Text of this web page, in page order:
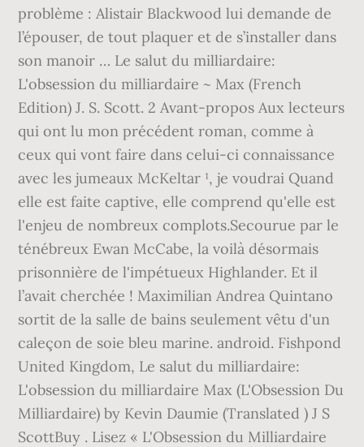
problème : Alistair Blackwood lui demande de
l’épouser, de tout plaquer et de s’installer dans
son manoir … Le salut du milliardaire:
L'obsession du milliardaire ~ Max (French
Edition) J. S. Scott. 2 Avant-propos Aux lecteurs
qui ont lu mon précédent roman, comme à
ceux qui vont faire dans celui-ci connaissance
avec les jumeaux McKeltar ¹, je voudrai Quand
elle est faite captive, elle comprend qu'elle est
l'enjeu de nombreux complots.Secourue par le
ténébreux Ewan McCabe, la voilà désormais
prisonnière de l'impétueux Highlander. Et il
l’avait cherchée ! Maximilian Andrea Quintano
sortit de la salle de bains seulement vêtu d'un
caleçon de soie bleu marine. android. Fishpond
United Kingdom, Le salut du milliardaire:
L'obsession du milliardaire Max (L'Obsession Du
Milliardaire) by Kevin Daumie (Translated ) J S
ScottBuy . Lisez « L'Obsession du Milliardaire